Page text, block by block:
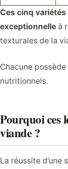
Ces cinq
exceptionnelle à
texturales de la
Chacune
nutritionnels.
Pourquoi ces
viande ?
La réussite